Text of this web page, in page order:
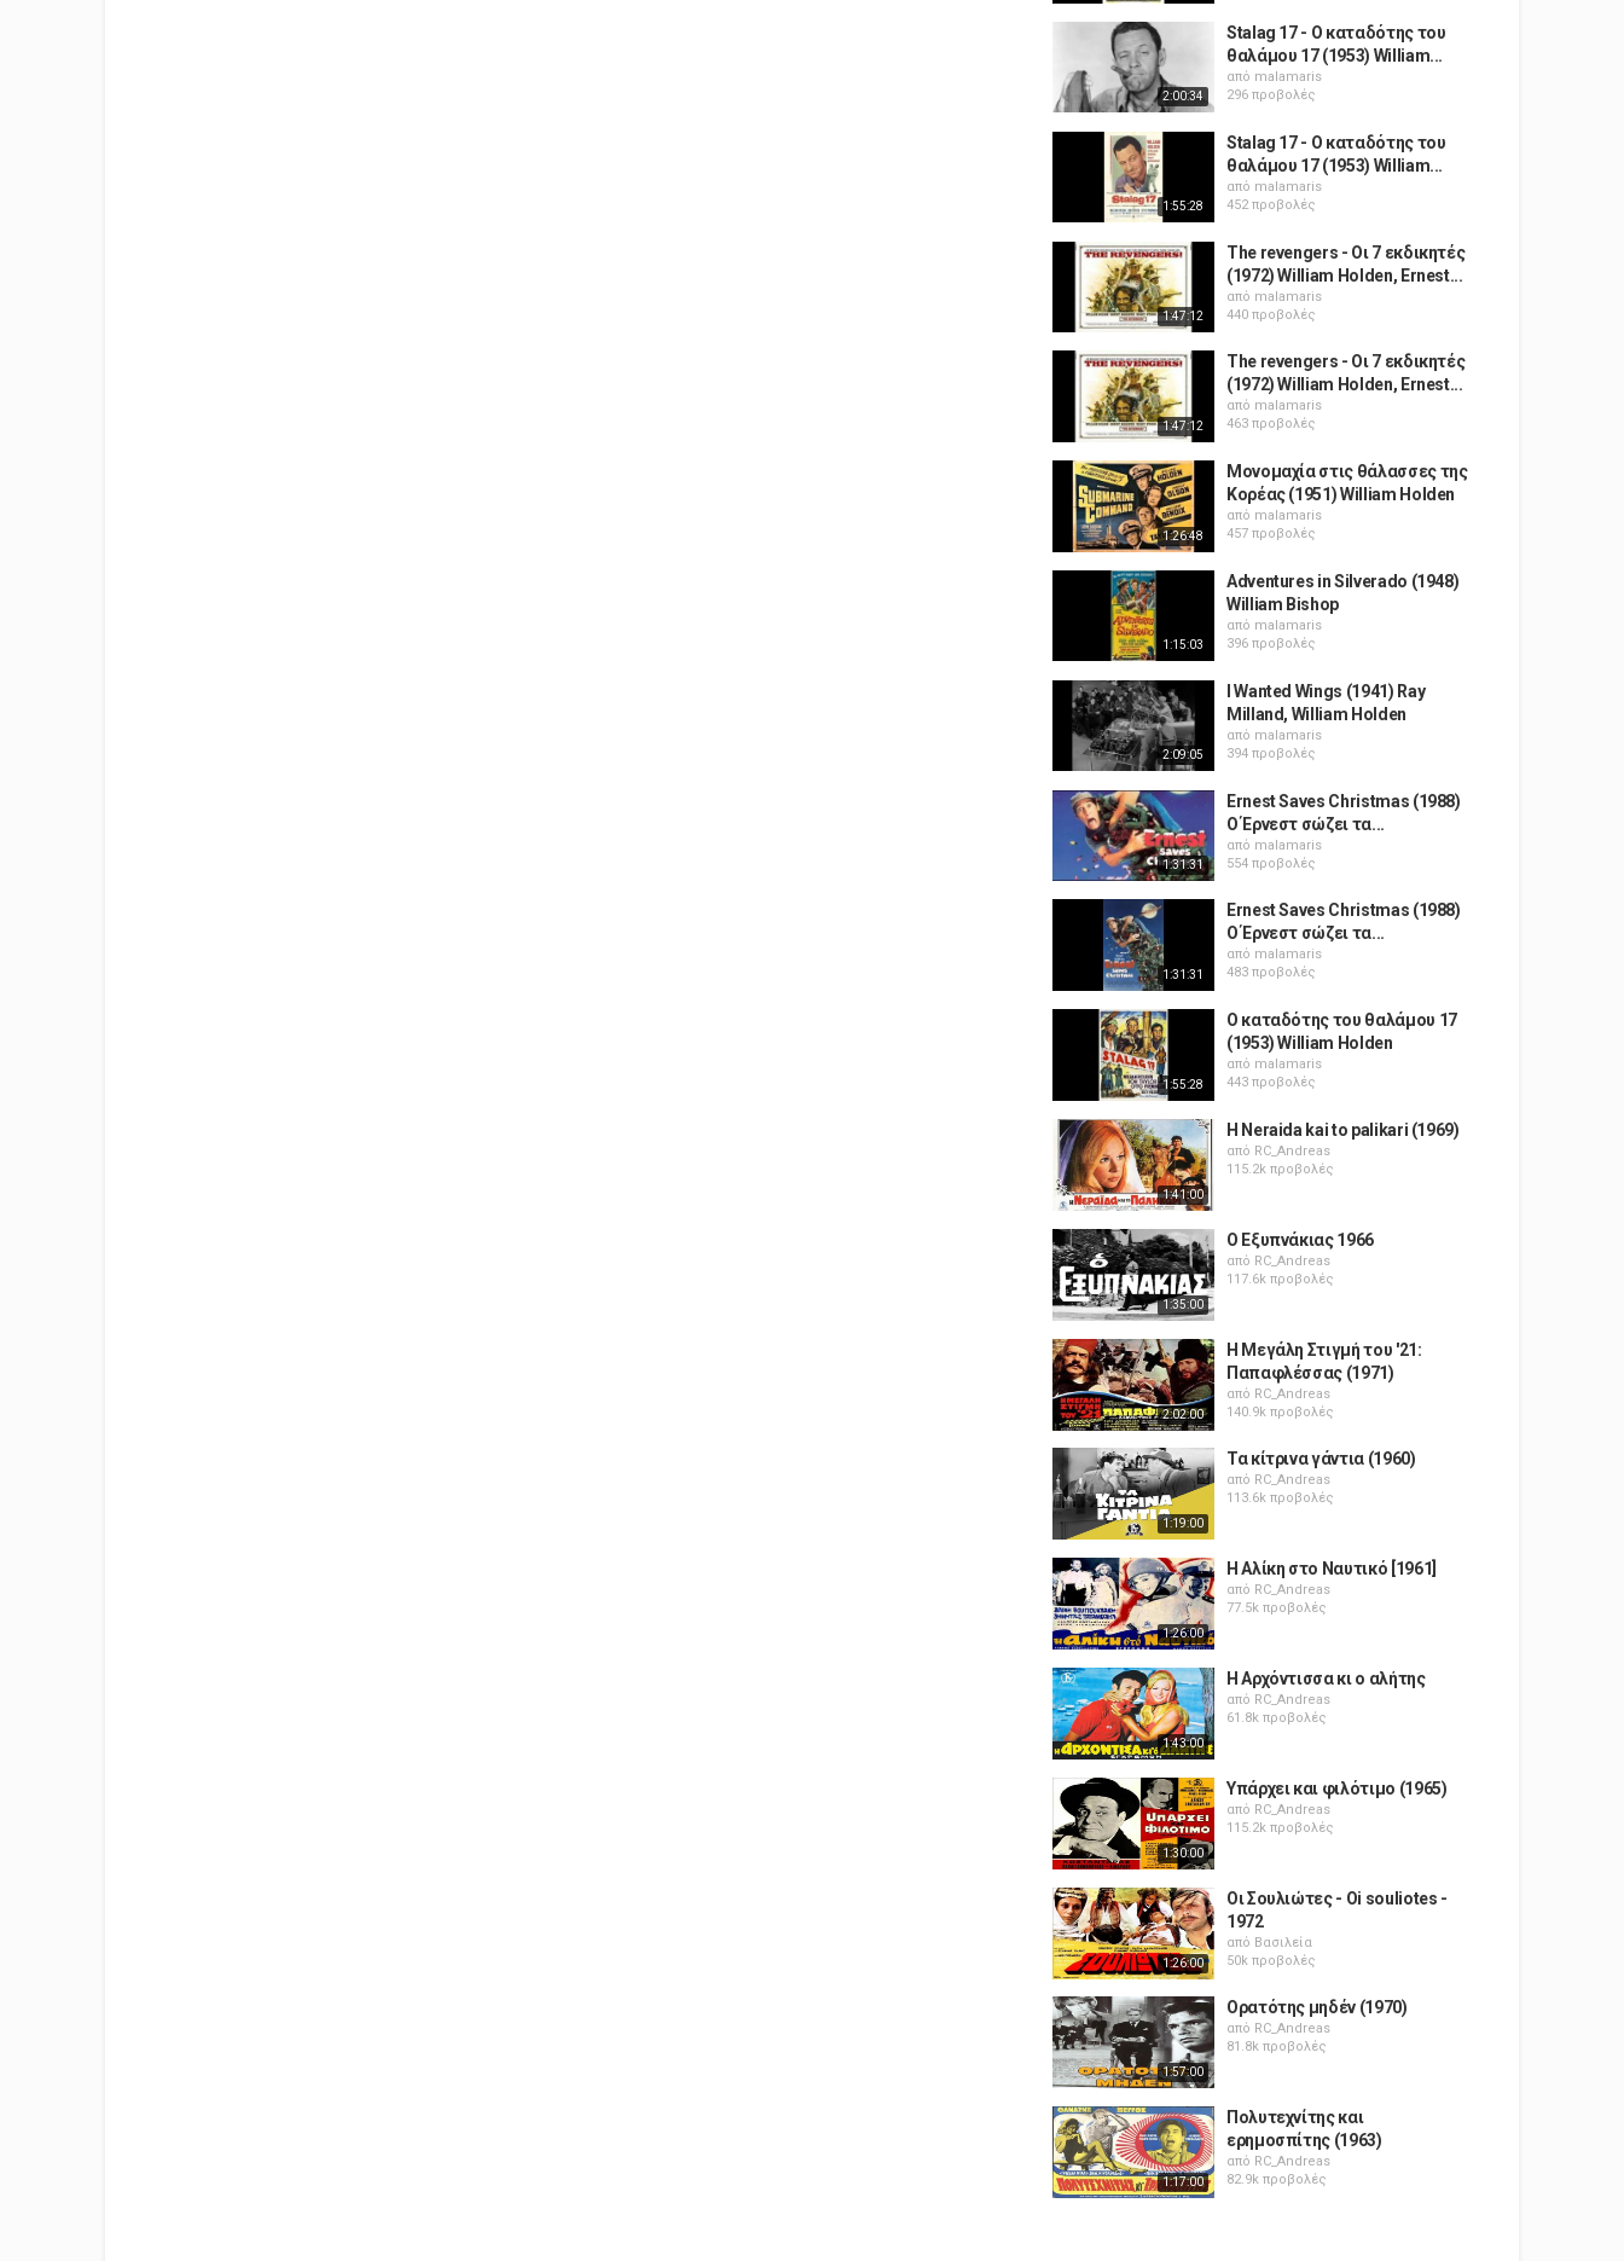
2:00:34
Stalag 17 - Ο καταδότης του
θαλάμου 17 (1953) William...
από malamaris
296 προβολές
1:55:28
Stalag 17 - Ο καταδότης του
θαλάμου 17 (1953) William...
από malamaris
452 προβολές
1:47:12
The revengers - Οι 7 εκδικητές
(1972) William Holden, Ernest...
από malamaris
440 προβολές
1:47:12
The revengers - Οι 7 εκδικητές
(1972) William Holden, Ernest...
από malamaris
463 προβολές
1:26:48
Μονομαχία στις θάλασσες της
Κορέας (1951) William Holden
από malamaris
457 προβολές
1:15:03
Adventures in Silverado (1948)
William Bishop
από malamaris
396 προβολές
2:09:05
I Wanted Wings (1941) Ray
Milland, William Holden
από malamaris
394 προβολές
1:31:31
Ernest Saves Christmas (1988)
Ο Έρνεστ σώζει τα...
από malamaris
554 προβολές
1:31:31
Ernest Saves Christmas (1988)
Ο Έρνεστ σώζει τα...
από malamaris
483 προβολές
1:55:28
Ο καταδότης του θαλάμου 17
(1953) William Holden
από malamaris
443 προβολές
1:41:00
H Neraida kai to palikari (1969)
από RC_Andreas
115.2k προβολές
1:35:00
Ο Εξυπνάκιας 1966
από RC_Andreas
117.6k προβολές
2:02:00
Η Μεγάλη Στιγμή του '21:
Παπαφλέσσας (1971)
από RC_Andreas
140.9k προβολές
1:19:00
Τα κίτρινα γάντια (1960)
από RC_Andreas
113.6k προβολές
1:26:00
Η Αλίκη στο Ναυτικό [1961]
από RC_Andreas
77.5k προβολές
1:43:00
Η Αρχόντισσα κι ο αλήτης
από RC_Andreas
61.8k προβολές
1:30:00
Υπάρχει και φιλότιμο (1965)
από RC_Andreas
115.2k προβολές
1:26:00
Οι Σουλιώτες - Oi souliotes -
1972
από Βασιλεία
50k προβολές
1:57:00
Ορατότης μηδέν (1970)
από RC_Andreas
81.8k προβολές
1:17:00
Πολυτεχνίτης και
ερημοσπίτης (1963)
από RC_Andreas
82.9k προβολές